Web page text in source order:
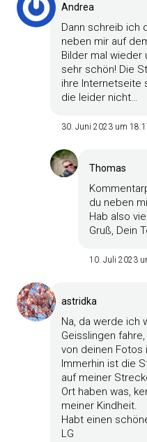
Andrea
Dann schreib ich
neben mir auf
Bilder mal wieder
sehr schön! Die
ihre Internetseite
die leider nicht…
30. Juni 2023 um
Thomas
du neben
Hab also
Gruß, Dein
10. Juli 2023
astridka
Na, da werde ich
Geisslingen
von deinen Fotos
Immerhin ist die
auf meiner
Ort haben was,
meiner Kindheit.
Habt einen
LG